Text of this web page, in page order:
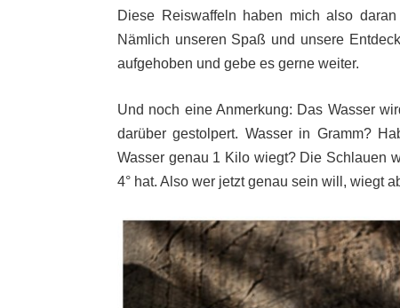
Diese Reiswaffeln haben mich also
Nämlich unseren Spaß und unsere
aufgehoben und gebe es gerne weiter.
Und noch eine Anmerkung: Das Wasser
darüber gestolpert. Wasser in Gramm?
Wasser genau 1 Kilo wiegt? Die Schlauen
4° hat. Also wer jetzt genau sein will, wiegt